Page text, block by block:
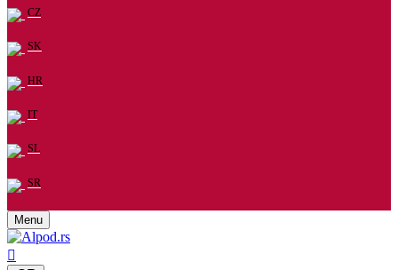
CZ
SK
HR
IT
SL
SR
Menu